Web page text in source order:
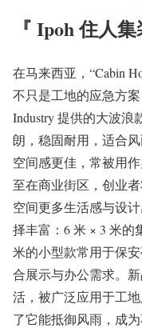
『 Ipoh 住人
在马来西亚，“Cabin
不只是工地的应急方
Industry 提供的大波浪
朗，稳固耐用，适合
空间感更佳，常被用
至在商业街区，创业
空间更多生活感与设
择丰富：6 米 × 3 米的
米的小型款常用于保
合展示与办公需求。
活，被广泛应用于工
了它能抵御风雨，成为